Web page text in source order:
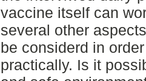
vaccine itself can
several other
be considerd in
practically. Is it